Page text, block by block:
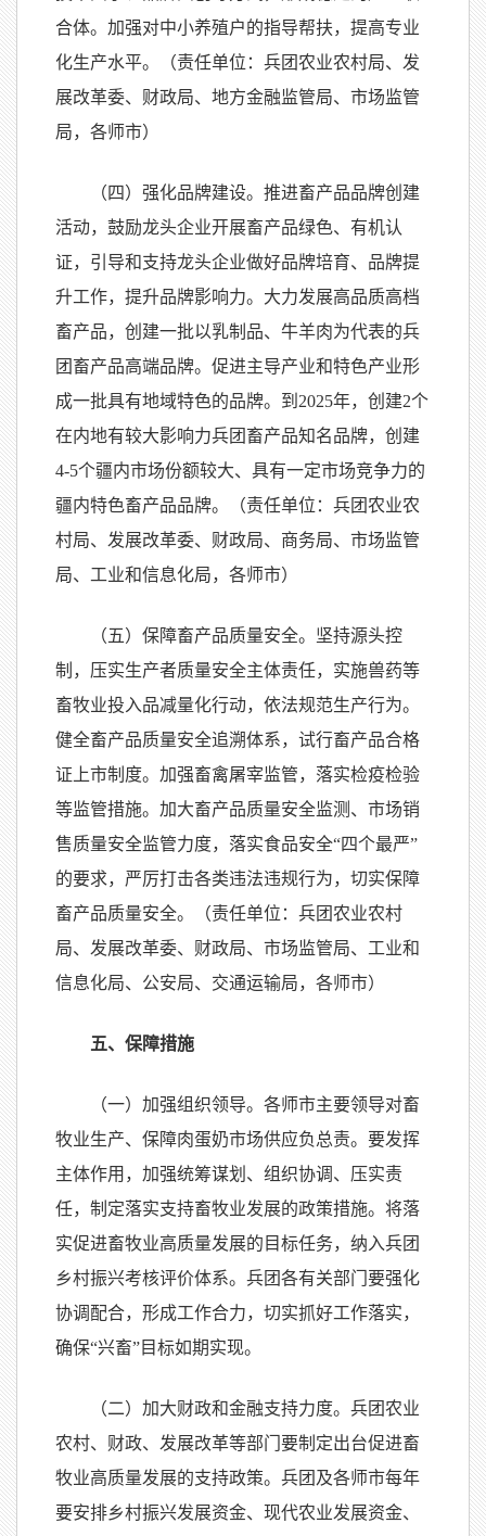
合体。加强对中小养殖户的指导帮扶，提高专业
化生产水平。（责任单位：兵团农业农村局、发
展改革委、财政局、地方金融监管局、市场监管
局，各师市）
（四）强化品牌建设。推进畜产品品牌创建
活动，鼓励龙头企业开展畜产品绿色、有机认
证，引导和支持龙头企业做好品牌培育、品牌提
升工作，提升品牌影响力。大力发展高品质高档
畜产品，创建一批以乳制品、牛羊肉为代表的兵
团畜产品高端品牌。促进主导产业和特色产业形
成一批具有地域特色的品牌。到2025年，创建2个
在内地有较大影响力兵团畜产品知名品牌，创建
4-5个疆内市场份额较大、具有一定市场竞争力的
疆内特色畜产品品牌。（责任单位：兵团农业农
村局、发展改革委、财政局、商务局、市场监管
局、工业和信息化局，各师市）
（五）保障畜产品质量安全。坚持源头控
制，压实生产者质量安全主体责任，实施兽药等
畜牧业投入品减量化行动，依法规范生产行为。
健全畜产品质量安全追溯体系，试行畜产品合格
证上市制度。加强畜禽屠宰监管，落实检疫检验
等监管措施。加大畜产品质量安全监测、市场销
售质量安全监管力度，落实食品安全“四个最严”
的要求，严厉打击各类违法违规行为，切实保障
畜产品质量安全。（责任单位：兵团农业农村
局、发展改革委、财政局、市场监管局、工业和
信息化局、公安局、交通运输局，各师市）
五、保障措施
（一）加强组织领导。各师市主要领导对畜
牧业生产、保障肉蛋奶市场供应负总责。要发挥
主体作用，加强统筹谋划、组织协调、压实责
任，制定落实支持畜牧业发展的政策措施。将落
实促进畜牧业高质量发展的目标任务，纳入兵团
乡村振兴考核评价体系。兵团各有关部门要强化
协调配合，形成工作合力，切实抓好工作落实，
确保“兴畜”目标如期实现。
（二）加大财政和金融支持力度。兵团农业
农村、财政、发展改革等部门要制定出台促进畜
牧业高质量发展的支持政策。兵团及各师市每年
要安排乡村振兴发展资金、现代农业发展资金、